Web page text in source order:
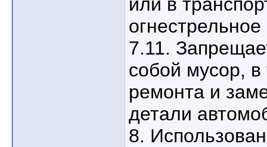
7.11.
собой мусор,
ремонта и
детали
8.